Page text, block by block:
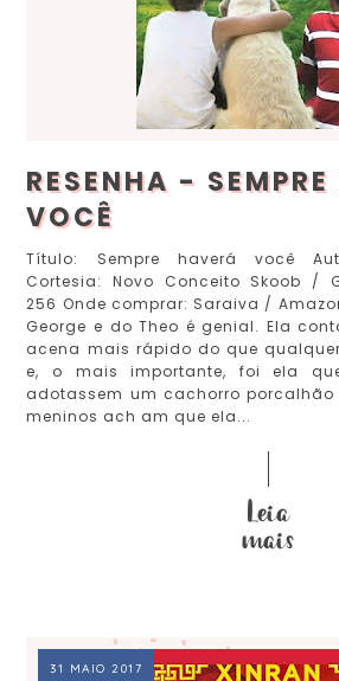
RESENHA -
VOCÊ
Título: Sempre haverá você
Cortesia: Novo Conceito Skoob /
256 Onde comprar: Saraiva /
George e do Theo é genial. Ela
acena mais rápido do que
e, o mais importante, foi ela
adotassem um cachorro porcalhão
meninos ach am que ela...
31 MAIO 2017